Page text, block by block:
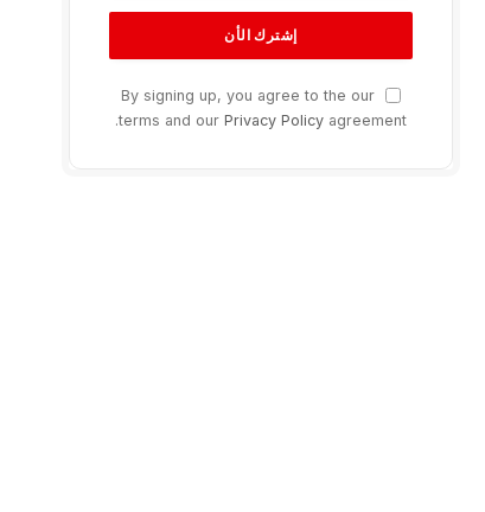
By signing up, you agree to the our
terms and our Privacy Policy agreement.